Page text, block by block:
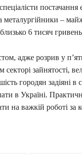
постачання
металургійники –
6 тисяч
адже розрив у
зайнятості,
городян задіяні
в Україні.
на важкій роботі за